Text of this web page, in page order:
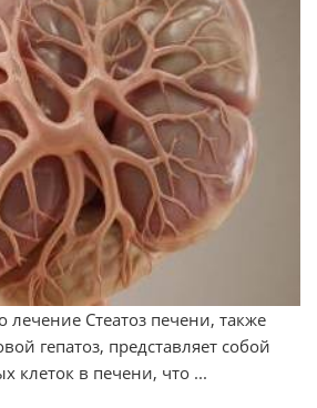
лечение Стеатоз печени, также
гепатоз, представляет собой
клеток в печени, что ...